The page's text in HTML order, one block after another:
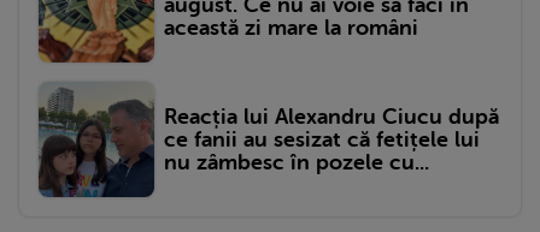
această zi mare la români
Reacția lui Alexandru Ciucu după
ce fanii au sesizat că fetițele lui
nu zâmbesc în pozele cu...